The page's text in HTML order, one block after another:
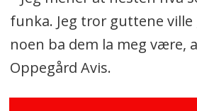
funka. Jeg tror guttene
noen ba dem la meg være,
Oppegård Avis.